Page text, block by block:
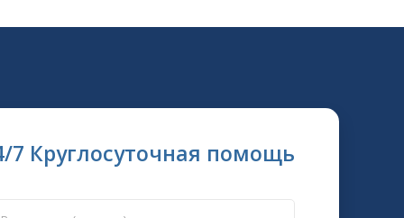
7 Круглосуточная помощь